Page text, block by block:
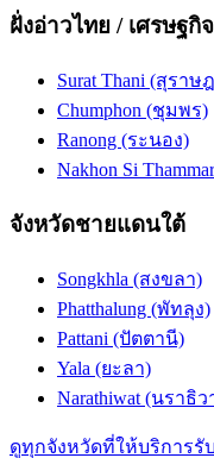
ฝั่งอ่าวไทย / เศรษฐกิจ
Surat Thani (สุราษ
Chumphon (ชุมพร)
Ranong (ระนอง)
Nakhon Si
จังหวัดชายแดนใต้
Songkhla (สงขลา)
Phatthalung (พัทลุง)
Pattani (ปัตตานี)
Yala (ยะลา)
Narathiwat (นราธิว
ดูทุกจังหวัดที่ให้บริการรั